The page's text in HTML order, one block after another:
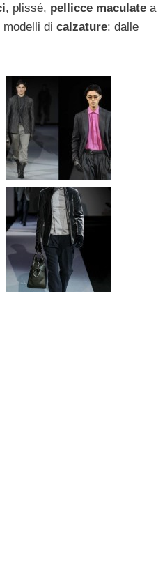
, plissé, pellicce maculate a
di calzature: dalle